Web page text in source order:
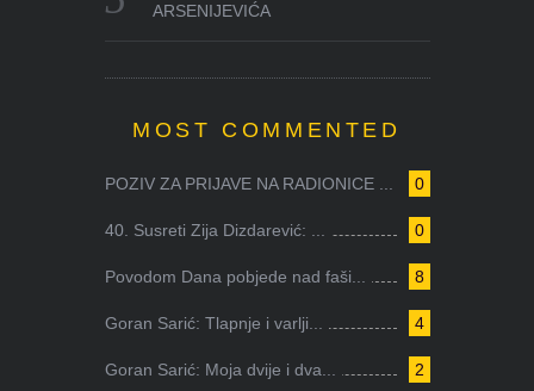
ARSENIJEVIĆA
MOST COMMENTED
0
POZIV ZA PRIJAVE NA RADIONICE ...
0
40. Susreti Zija Dizdarević: ...
8
Povodom Dana pobjede nad faši...
4
Goran Sarić: Tlapnje i varlji...
2
Goran Sarić: Moja dvije i dva...